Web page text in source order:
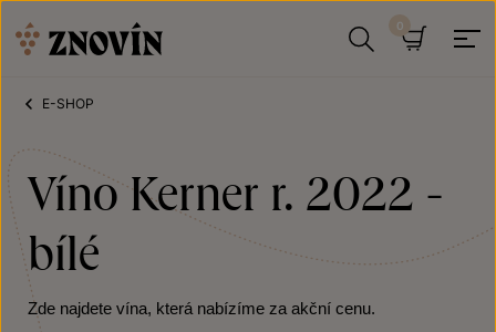
E-SHOP
Víno Kerner r. 2022 -
bílé
Zde najdete vína, která nabízíme za akční cenu.